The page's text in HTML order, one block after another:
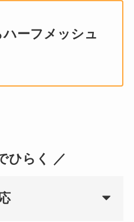
ーフメッシュ
ひらく ／